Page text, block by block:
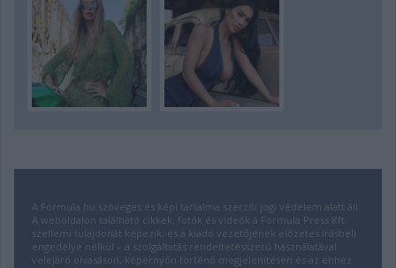
A Formula.hu szöveges és képi tartalma szerzői jogi védelem alatt áll.
A weboldalon található cikkek, fotók és videók a Formula Press Kft.
szellemi tulajdonát képezik, és a kiadó vezetőjének előzetes írásbeli
engedélye nélkül – a szolgáltatás rendeltetésszerű használatával
velejáró olvasáson, képernyőn történő megjelenítésen és az ehhez